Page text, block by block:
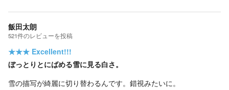
飯田太朗
521件のレビューを投稿
★★★ Excellent!!!
ぼっとりとにばめる雪に見る白さ。
雪の描写が綺麗に切り替わるんです。錯視みたいに。